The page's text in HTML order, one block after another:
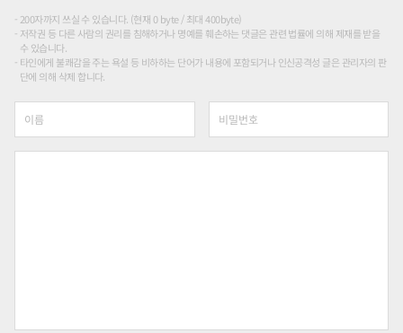
200자까지 쓰실 수 있습니다. (현재 0 byte / 최대 400byte)
저작권 등 다른 사람의 권리를 침해하거나 명예를 훼손하는 댓글은 관련 법률에 의해 제재를 받을
수 있습니다.
타인에게 불쾌감을 주는 욕설 등 비하하는 단어가 내용에 포함되거나 인신공격성 글은 관리자의 판
단에 의해 삭제 합니다.